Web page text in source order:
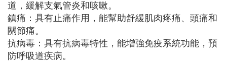
道，緩解支氣管炎和咳嗽。
鎮痛：具有止痛作用，能幫助舒緩肌肉疼痛、頭痛和
關節痛。
抗病毒：具有抗病毒特性，能增強免疫系統功能，預
防呼吸道疾病。